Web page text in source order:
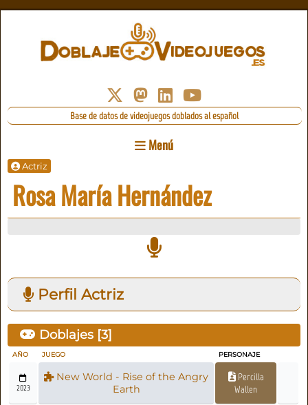
Base de datos de videojuegos doblados al español
Menú
Actriz
Rosa María Hernández
Perfil Actriz
Doblajes [3]
AÑO JUEGO PERSONAJE
2023
New World - Rise of the Angry
Earth
Percilla
Wallen